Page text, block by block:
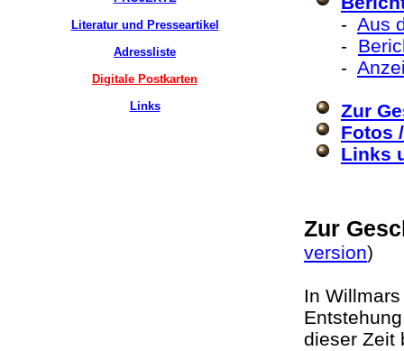
Literatur und Presseartikel
Adressliste
Digitale Postkarten
Links
- Aus
-
-
Zur
Fotos
Links
Zur
version)
In
dieser Zeit